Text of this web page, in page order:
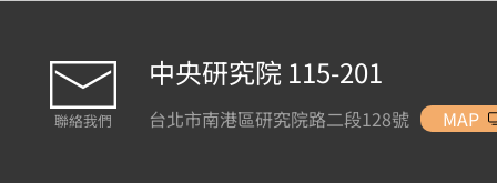
聯絡我們
中央研究院 115-201
台北市南港區研究院路二段128號 MAP